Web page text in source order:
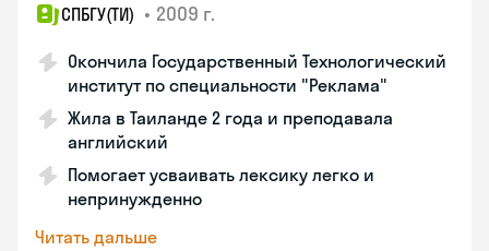
СПБГУ(ТИ) • 2009 г.
Окончила Государственный Технологический
институт по специальности "Реклама"
Жила в Таиланде 2 года и преподавала
английский
Помогает усваивать лексику легко и
непринужденно
Читать дальше